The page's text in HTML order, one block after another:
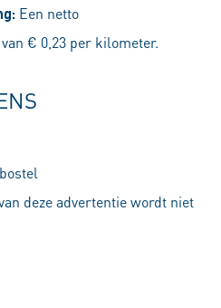
Een netto
€ 0,23 per kilometer.
deze advertentie wordt niet